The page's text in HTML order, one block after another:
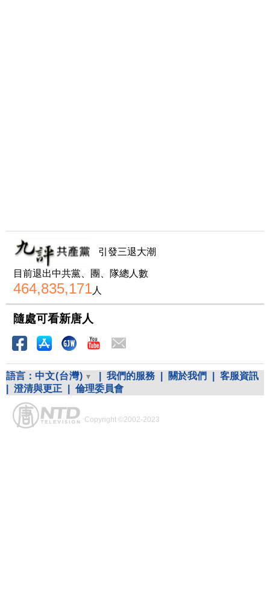
引發三退大潮
目前退出中共黨、團、隊總人數
464,835,171人
隨處可看新唐人
語言： 中文(台灣) 我們的服務 關於我們
客服資訊
澄清與更正 倫理委員會
Copyright ©2002-2023